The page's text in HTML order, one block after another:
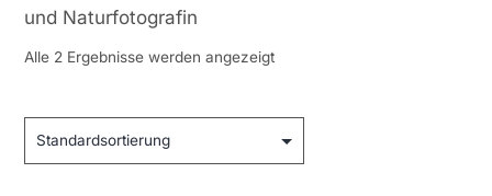
und Naturfotografin
Alle 2 Ergebnisse werden angezeigt